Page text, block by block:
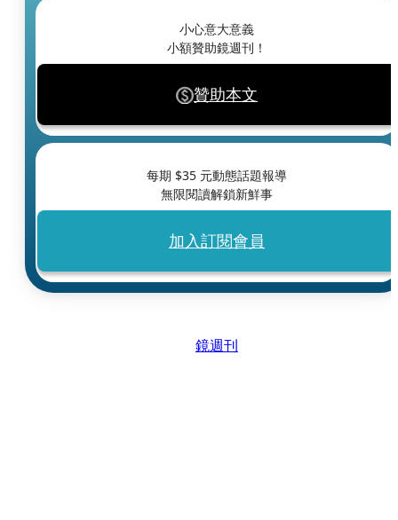
小心意大意義
小額贊助鏡週刊！
贊助本文
每期 $35 元動態話題報導
無限閱讀解鎖新鮮事
加入訂閱會員
鏡週刊